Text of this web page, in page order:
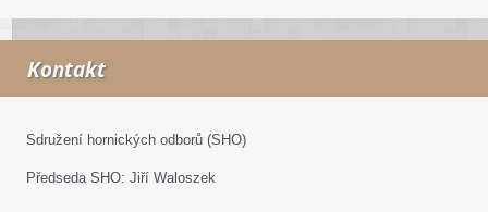
Kontakt
Sdružení hornických odborů (SHO)
Předseda SHO: Jiří Waloszek